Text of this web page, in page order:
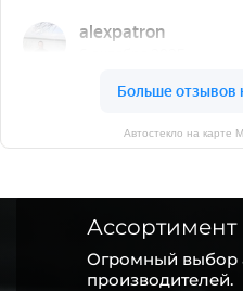
Автостекло на карте
Ассортимент
Огромный выбор
производителей.